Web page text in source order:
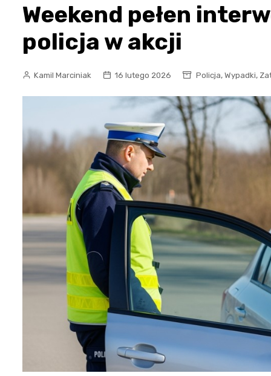
Sport
Weekend pełen
policja w akcji
Kamil Marciniak 16 lutego 2026 Policja, Wypadki,